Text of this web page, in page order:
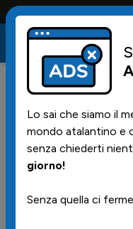
Conta solo la
08/09/2025 | 22.45
Resoconto
entra nel finale, al
Lo sai che siamo il
mondo atalantino e
senza chiederti
giorno!
Senza quella ci